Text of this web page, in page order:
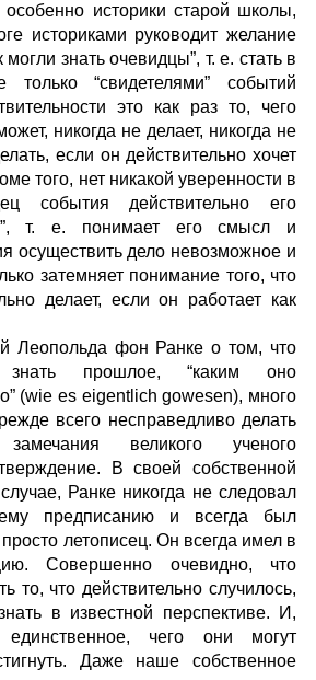
историки старой школы,
историками руководит желание
знать очевидцы”, т. е. стать в
только “свидетелями” событий
это как раз то, чего
никогда не делает, никогда не
если он действительно хочет
того, нет никакой уверенности в
события действительно его
т. е. понимает его смысл и
осуществить дело невозможное и
затемняет понимание того, что
делает, если он работает как
Леопольда фон Ранке о том, что
знать прошлое, “каким оно
(wie es eigentlich gowesen), много
всего несправедливо делать
великого ученого
В своей собственной
Ранке никогда не следовал
предписанию и всегда был
летописец. Он всегда имел в
Совершенно очевидно, что
то, что действительно случилось,
в известной перспективе. И,
чего они могут
Даже наше собственное